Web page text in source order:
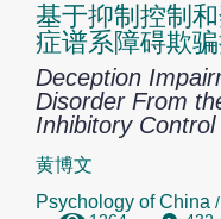
基于抑制控制
症谱系障碍欺
Deception
Disorder From
Inhibitory
黄博文
Psychology of China /